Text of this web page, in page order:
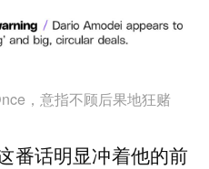
，意指不顾后果地狂赌
番话明显冲着他的前